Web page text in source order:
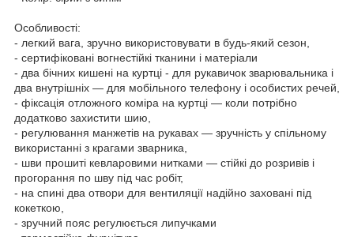
Особливості:
- легкий вага, зручно використовувати в будь-який сезон,
- сертифіковані вогнестійкі тканини і матеріали
- два бічних кишені на куртці - для рукавичок зварювальника і
два внутрішніх — для мобільного телефону і особистих речей,
- фіксація отложного коміра на куртці — коли потрібно
додатково захистити шию,
- регулювання манжетів на рукавах — зручність у спільному
використанні з крагами зварника,
- шви прошиті кевларовими нитками — стійкі до розривів і
прогорання по шву під час робіт,
- на спині два отвори для вентиляції надійно заховані під
кокеткою,
- зручний пояс регулюється липучками